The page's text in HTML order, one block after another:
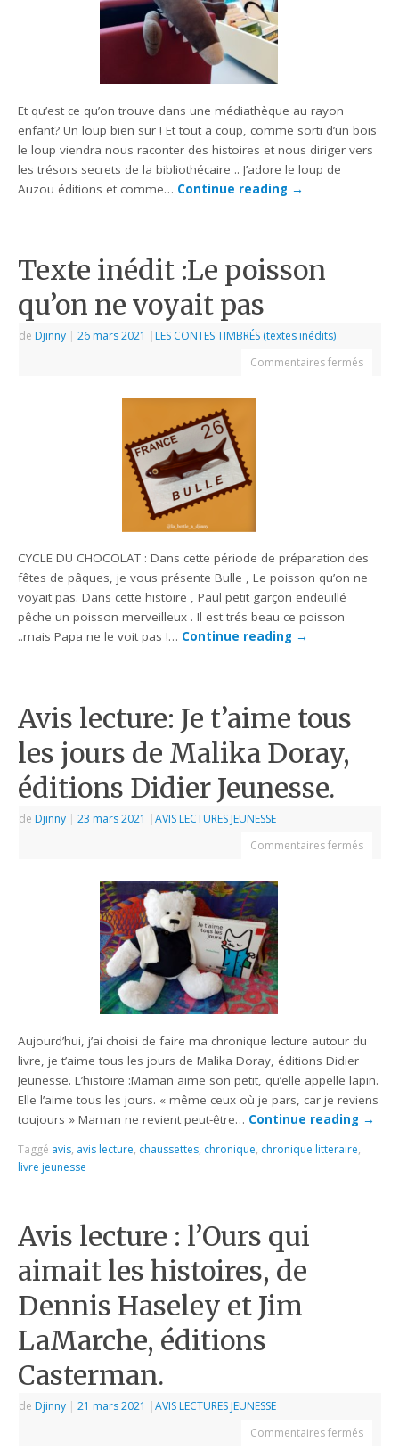
Et qu’est ce qu’on trouve dans une médiathèque au rayon
enfant? Un loup bien sur ! Et tout a coup, comme sorti d’un bois
le loup viendra nous raconter des histoires et nous diriger vers
les trésors secrets de la bibliothécaire .. J’adore le loup de
Auzou éditions et comme… Continue reading →
Texte inédit :Le poisson
qu’on ne voyait pas
de Djinny | 26 mars 2021 | LES CONTES TIMBRÉS (textes inédits)
Commentaires fermés
CYCLE DU CHOCOLAT : Dans cette période de préparation des
fêtes de pâques, je vous présente Bulle , Le poisson qu’on ne
voyait pas. Dans cette histoire , Paul petit garçon endeuillé
pêche un poisson merveilleux . Il est trés beau ce poisson
..mais Papa ne le voit pas !… Continue reading →
Avis lecture: Je t’aime tous
les jours de Malika Doray,
éditions Didier Jeunesse.
de Djinny | 23 mars 2021 |AVIS LECTURES JEUNESSE
Commentaires fermés
Aujourd’hui, j’ai choisi de faire ma chronique lecture autour du
livre, je t’aime tous les jours de Malika Doray, éditions Didier
Jeunesse. L’histoire :Maman aime son petit, qu’elle appelle lapin.
Elle l’aime tous les jours. « même ceux où je pars, car je reviens
toujours » Maman ne revient peut-être… Continue reading →
Taggé avis, avis lecture, chaussettes, chronique, chronique litteraire,
livre jeunesse
Avis lecture : l’Ours qui
aimait les histoires, de
Dennis Haseley et Jim
LaMarche, éditions
Casterman.
de Djinny | 21 mars 2021 |AVIS LECTURES JEUNESSE
Commentaires fermés